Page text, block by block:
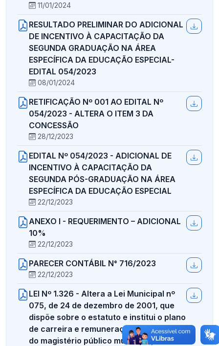
11/01/2024
RESULTADO PRELIMINAR DO ADICIONAL
DE INCENTIVO À CAPACITAÇÃO DA
SEGUNDA GRADUAÇÃO NA ÁREA
ESPECÍFICA DA EDUCAÇÃO ESPECIAL-
EDITAL 054/2023
08/01/2024
RETIFICAÇÃO Nº 001 AO EDITAL Nº
054/2023 - ALTERA O ITEM 3 DA
CONCESSÃO
28/12/2023
EDITAL Nº 054/2023 - ADICIONAL DE
INCENTIVO À CAPACITAÇÃO DA
SEGUNDA PÓS-GRADUAÇÃO NA ÁREA
ESPECÍFICA DA EDUCAÇÃO ESPECIAL
22/12/2023
ANEXO I - REQUERIMENTO – ADICIONAL
10%
22/12/2023
PARECER CONTÁBIL N° 716/2023
22/12/2023
LEI Nº 1.326 - Altera a Lei Municipal nº
075, de 24 de dezembro de 2001, que
dispõe sobre o estatuto e institui o plano
de carreira e remuneração do pessoal
do magistério público municipal, e dá